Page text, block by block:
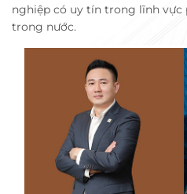
nghiệp có uy tín trong lĩnh vực
trong nước.